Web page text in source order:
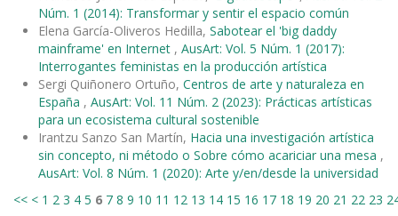
Núm. 1 (2014): Transformar y sentir el espacio común
Elena García-Oliveros Hedilla, Sabotear el 'big daddy
mainframe' en Internet , AusArt: Vol. 5 Núm. 1 (2017):
Interrogantes feministas en la producción artística
Sergi Quiñonero Ortuño, Centros de arte y naturaleza en
España , AusArt: Vol. 11 Núm. 2 (2023): Prácticas artísticas
para un ecosistema cultural sostenible
Irantzu Sanzo San Martín, Hacia una investigación artística
sin concepto, ni método o Sobre cómo acariciar una mesa ,
AusArt: Vol. 8 Núm. 1 (2020): Arte y/en/desde la universidad
<< < 1 2 3 4 5 6 7 8 9 10 11 12 13 14 15 16 17 18 19 20 21 22 23